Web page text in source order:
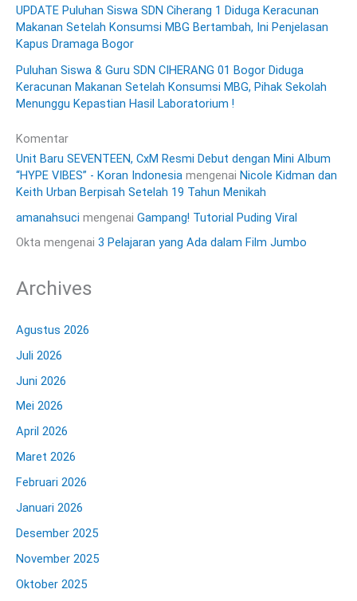
UPDATE Puluhan Siswa SDN Ciherang 1 Diduga Keracunan
Makanan Setelah Konsumsi MBG Bertambah, Ini Penjelasan
Kapus Dramaga Bogor
Puluhan Siswa & Guru SDN CIHERANG 01 Bogor Diduga
Keracunan Makanan Setelah Konsumsi MBG, Pihak Sekolah
Menunggu Kepastian Hasil Laboratorium !
Komentar
Unit Baru SEVENTEEN, CxM Resmi Debut dengan Mini Album
“HYPE VIBES” - Koran Indonesia mengenai Nicole Kidman dan
Keith Urban Berpisah Setelah 19 Tahun Menikah
amanahsuci mengenai Gampang! Tutorial Puding Viral
Okta mengenai 3 Pelajaran yang Ada dalam Film Jumbo
Archives
Agustus 2026
Juli 2026
Juni 2026
Mei 2026
April 2026
Maret 2026
Februari 2026
Januari 2026
Desember 2025
November 2025
Oktober 2025